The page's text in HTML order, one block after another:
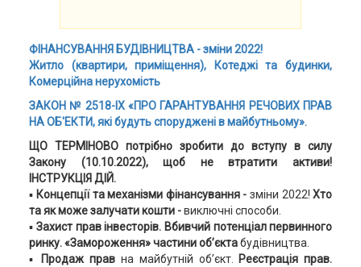
ФІНАНСУВАННЯ БУДІВНИЦТВА - зміни 2022!
Житло (квартири, приміщення), Котеджі та будинки,
Комерційна нерухомість
ЗАКОН № 2518-IX «ПРО ГАРАНТУВАННЯ РЕЧОВИХ ПРАВ
НА ОБ'ЕКТИ, які будуть споруджені в майбутньому».
ЩО ТЕРМІНОВО потрібно зробити до вступу в силу
Закону (10.10.2022), щоб не втратити активи!
ІНСТРУКЦІЯ ДІЙ.
▪ Концепції та механізми фінансування - зміни 2022! Хто
та як може залучати кошти -виключні способи.
▪Захист прав інвесторів. Вбивчий потенціал первинного
ринку. «Замороження» частини об’єктабудівництва.
▪ Продаж прав на майбутній об’єкт.
Реєстрація прав.